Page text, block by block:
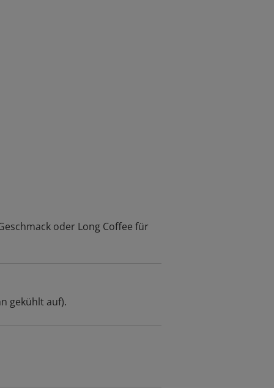
oder Long Coffee für
gekühlt auf).